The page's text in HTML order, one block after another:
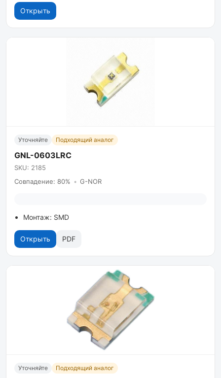
Открыть
Уточняйте Подходящий аналог
GNL-0603LRC
SKU: 2185
Совпадение: 80% • G-NOR
Монтаж: SMD
Открыть PDF
Уточняйте Подходящий аналог